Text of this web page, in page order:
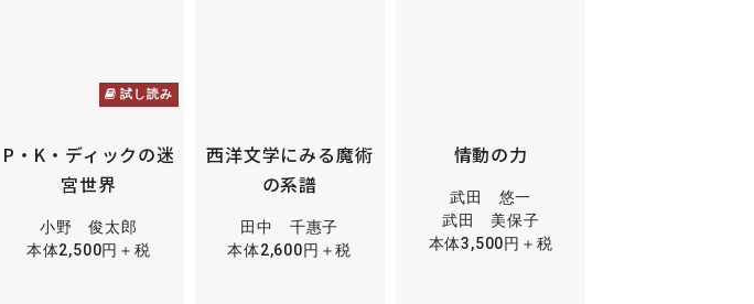
試し読み
P・K・ディックの迷
宮世界
小野 俊太郎
本体2,500円＋税
西洋文学にみる魔術
の系譜
田中 千惠子
本体2,600円＋税
情動の力
武田 悠一
武田 美保子
本体3,500円＋税